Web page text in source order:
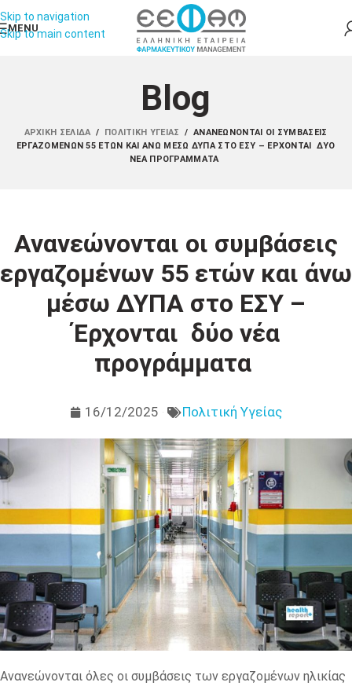
Skip to navigation
Skip to main content
MENU
Blog
ΑΡΧΙΚΉ ΣΕΛΊΔΑ / ΠΟΛΙΤΙΚΉ ΥΓΕΊΑΣ / ΑΝΑΝΕΏΝΟΝΤΑΙ ΟΙ ΣΥΜΒΆΣΕΙΣ
ΕΡΓΑΖΟΜΈΝΩΝ 55 ΕΤΏΝ ΚΑΙ ΆΝΩ ΜΈΣΩ ΔΥΠΑ ΣΤΟ ΕΣΥ – ΈΡΧΟΝΤΑΙ ΔΎΟ
ΝΈΑ ΠΡΟΓΡΆΜΜΑΤΑ
Ανανεώνονται οι συμβάσεις
εργαζομένων 55 ετών και άνω
μέσω ΔΥΠΑ στο ΕΣΥ –
Έρχονται δύο νέα
προγράμματα
16/12/2025 Πολιτική Υγείας
Ανανεώνονται όλες οι συμβάσεις των εργαζομένων ηλικίας